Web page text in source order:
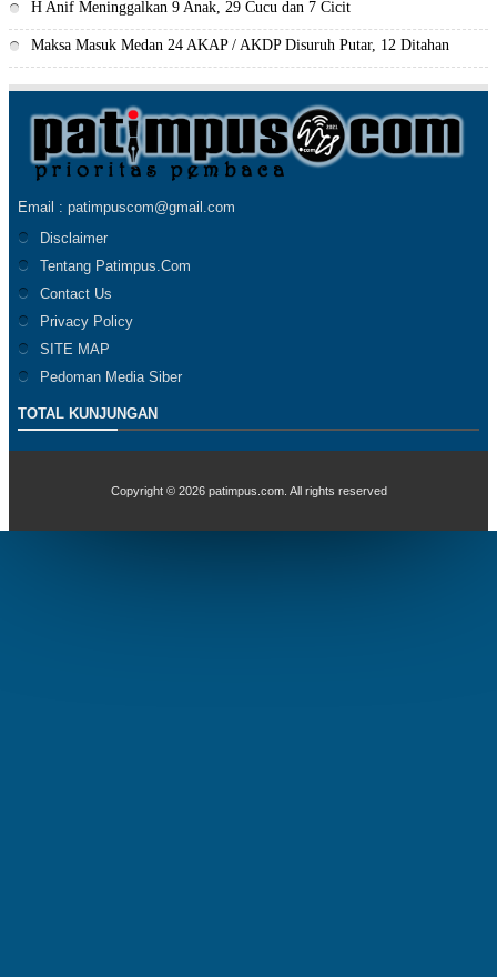
H Anif Meninggalkan 9 Anak, 29 Cucu dan 7 Cicit
Maksa Masuk Medan 24 AKAP / AKDP Disuruh Putar, 12 Ditahan
Email : patimpuscom@gmail.com
Disclaimer
Tentang Patimpus.Com
Contact Us
Privacy Policy
SITE MAP
Pedoman Media Siber
TOTAL KUNJUNGAN
Copyright © 2026 patimpus.com. All rights reserved